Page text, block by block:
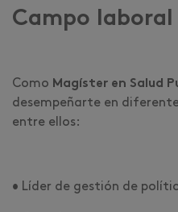
Campo laboral
Como Magíster en Salud
desempeñarte en
entre ellos:
• Líder de gestión de